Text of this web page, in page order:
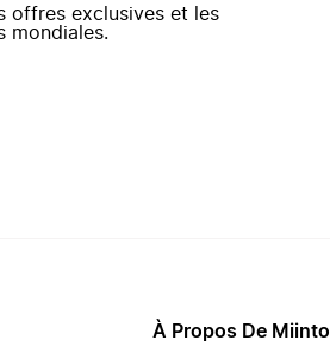
offres exclusives et les
mondiales.
À Propos De Miinto